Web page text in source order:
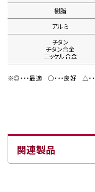
樹脂
アルミ
チタン
チタン合金
ニッケル合金
※◎・・・最適○・・・良好△・・
関連製品